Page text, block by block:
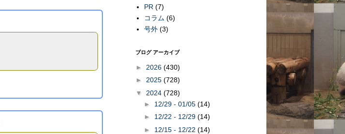
PR (7)
コラム (6)
号外 (3)
ブログ アーカイブ
► 2026 (430)
► 2025 (728)
▼ 2024 (728)
► 12/29 - 01/05 (14)
► 12/22 - 12/29 (14)
► 12/15 - 12/22 (14)